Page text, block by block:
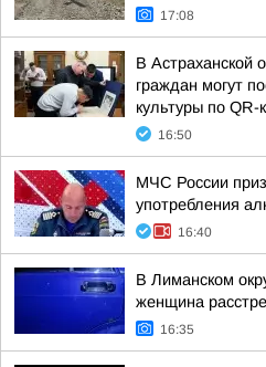
17:08
В Астраханской
граждан могут
культуры по
16:50
МЧС России
употребления
16:40
В Лиманском
женщина
16:35